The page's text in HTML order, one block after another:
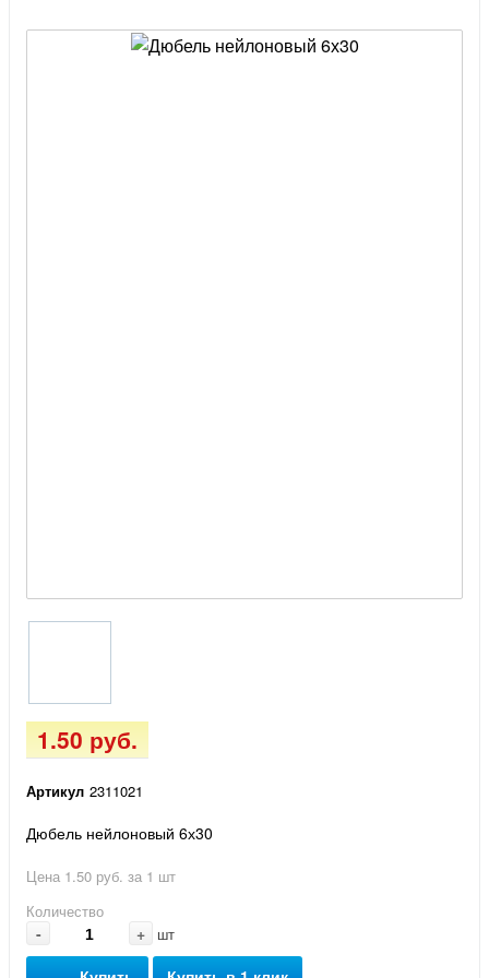
1.50 руб.
Артикул 2311021
Дюбель нейлоновый 6х30
Цена 1.50 руб. за 1 шт
Количество
- + шт